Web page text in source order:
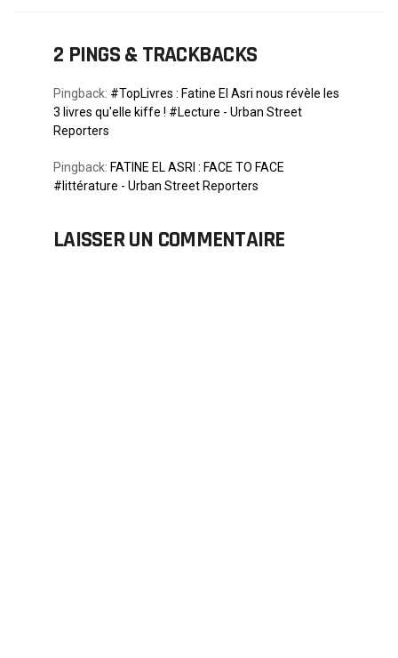
2 PINGS & TRACKBACKS
Pingback: #TopLivres : Fatine El Asri nous révèle les
3 livres qu'elle kiffe ! #Lecture - Urban Street
Reporters
Pingback: FATINE EL ASRI : FACE TO FACE
#littérature - Urban Street Reporters
LAISSER UN COMMENTAIRE